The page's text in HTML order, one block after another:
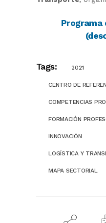
Programa
Tags: 2021
CENTRO DE
COMPETENCIAS
FORMACIÓN
INNOVACIÓN
LOGÍSTICA Y
MAPA SECTORIAL